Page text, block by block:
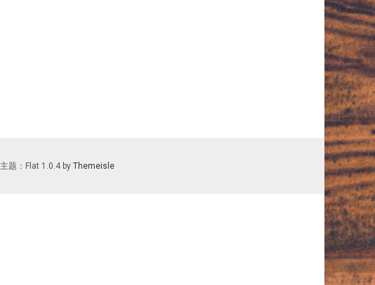
. 主题：Flat 1.0.4 by Themeisle